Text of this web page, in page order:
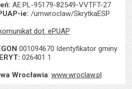
AE:PL-95179-82549-VVTFT-27
ie: /umwroclaw/SkrytkaESP
dot. ePUAP
001094670 Identyfikator gminy
026401 1
Wrocławia: www.wroclaw.pl